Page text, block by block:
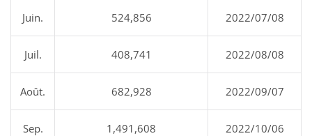
Juin. 524,856 2022/07/08
Juil. 408,741 2022/08/08
Août. 682,928 2022/09/07
Sep. 1,491,608 2022/10/06